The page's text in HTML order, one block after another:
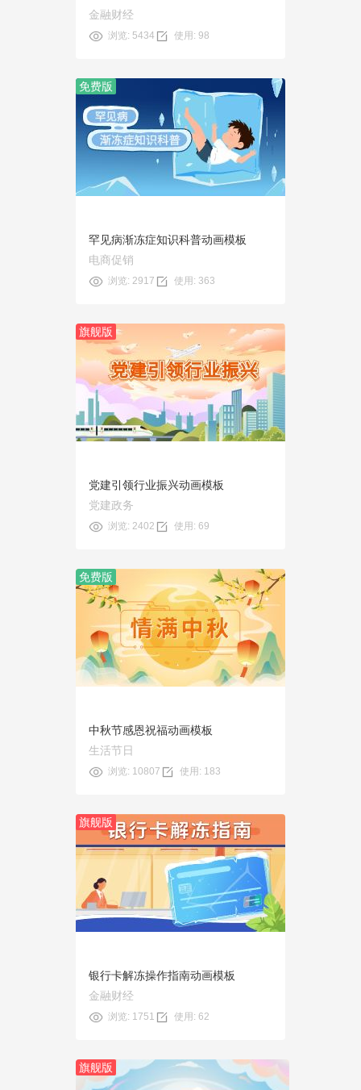
金融财经
浏览: 5434 使用: 98
免费版
预览
使用
罕见病渐冻症知识科普动画模板
电商促销
浏览: 2917 使用: 363
旗舰版
预览
使用
党建引领行业振兴动画模板
党建政务
浏览: 2402 使用: 69
免费版
预览
使用
中秋节感恩祝福动画模板
生活节日
浏览: 10807 使用: 183
旗舰版
预览
使用
银行卡解冻操作指南动画模板
金融财经
浏览: 1751 使用: 62
旗舰版